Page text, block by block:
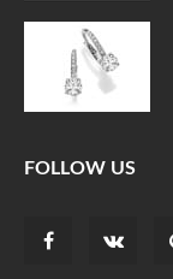
FOLLOW US